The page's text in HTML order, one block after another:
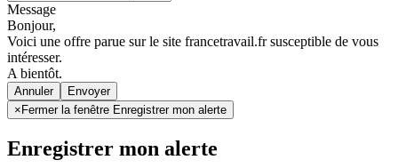
Message
Bonjour,
Voici une offre parue sur le site francetravail.fr susceptible de vous
intéresser.
A bientôt.
Annuler
× Fermer la fenêtre Enregistrer mon alerte
Enregistrer mon alerte